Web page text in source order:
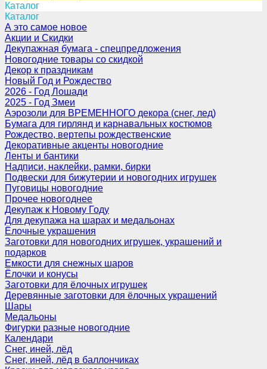
Каталог
Каталог
А это самое новое
Акции и Скидки
Декупажная бумага - спецпредложения
Новогодние товары со скидкой
Декор к праздникам
Новый Год и Рождество
2026 - Год Лошади
2025 - Год Змеи
Аэрозоли для ВРЕМЕННОГО декора (снег, лед)
Бумага для гирлянд и карнавальных костюмов
Рождество, вертепы рождественские
Декоративные акценты новогодние
Ленты и бантики
Надписи, наклейки, рамки, бирки
Подвески для бижутерии и новогодних игрушек
Пуговицы новогодние
Прочее новогоднее
Декупаж к Новому Году
Для декупажа на шарах и медальонах
Ёлочные украшения
Заготовки для новогодних игрушек, украшений и
подарков
Емкости для снежных шаров
Ёлочки и конусы
Заготовки для ёлочных игрушек
Деревянные заготовки для ёлочных украшений
Шары
Медальоны
Фигурки разные новогодние
Календари
Снег, иней, лёд
Снег, иней, лёд в баллончиках